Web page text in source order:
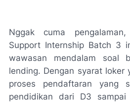
Nggak cuma
Support Internship Batch 3
wawasan mendalam soal
lending. Dengan syarat loker
proses pendaftaran yang
pendidikan dari D3 sampai